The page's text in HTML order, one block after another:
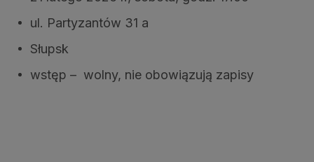
ul. Partyzantów 31 a
Słupsk
wstęp – wolny, nie obowiązują zapisy